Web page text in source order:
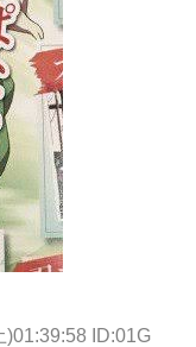
)01:39:58 ID:01G